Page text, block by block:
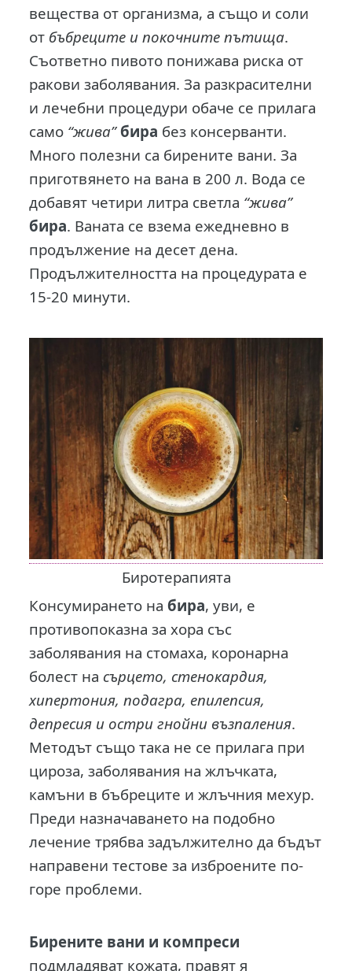
вещества от организма, а също и соли
от бъбреците и покочните пътища.
Съответно пивото понижава риска от
ракови заболявания. За разкрасителни
и лечебни процедури обаче се прилага
само “жива” бира без консерванти.
Много полезни са бирените вани. За
приготвянето на вана в 200 л. Вода се
добавят четири литра светла “жива”
бира. Ваната се взема ежедневно в
продължение на десет дена.
Продължителността на процедурата е
15-20 минути.
Биротерапията
Консумирането набира, уви, е
противопоказна за хора със
заболявания на стомаха, коронарна
болест на сърцето, стенокардия,
хипертония, подагра, епилепсия,
депресия и остри гнойни възпаления.
Методът също така не се прилага при
цироза, заболявания на жлъчката,
камъни в бъбреците и жлъчния мехур.
Преди назначаването на подобно
лечение трябва задължително да бъдът
направени тестове за изброените по-
горе проблеми.
Бирените вани и компреси
подмладяват кожата, правят я